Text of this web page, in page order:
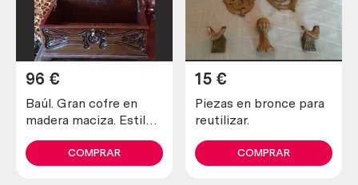
Baúl. Gran cofre en
madera maciza. Estilo
ancho.
96 €
COMPRAR
Piezas en bronce para
reutilizar.
15 €
COMPRAR